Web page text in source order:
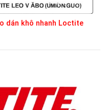
dán khô nhanh Loctite